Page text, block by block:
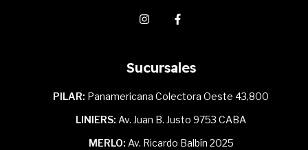
Sucursales
PILAR: Panamericana Colectora Oeste 43,800
LINIERS: Av. Juan B. Justo 9753 CABA
MERLO: Av. Ricardo Balbín 2025